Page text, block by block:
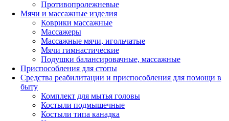
Противопролежневые
Мячи и массажные изделия
Коврики массажные
Массажеры
Массажные мячи, игольчатые
Мячи гимнастические
Подушки балансировачные, массажные
Приспособления для стопы
Средства реабилитации и приспособления для помощи в
быту
Комплект для мытья головы
Костыли подмышечные
Костыли типа канадка